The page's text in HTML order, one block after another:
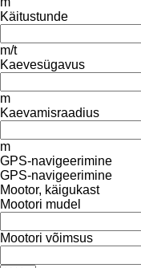
Käitustunde
m/t
Kaevesügavus
m
Kaevamisraadius
m
GPS-navigeerimine
GPS-navigeerimine
Mootor, käigukast
Mootori mudel
Mootori võimsus